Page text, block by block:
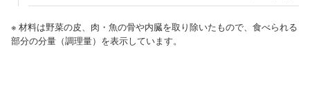
※ 材料は野菜の皮、肉・魚の骨や内臓を取り除いたもので、食べられる
部分の分量（調理量）を表示しています。